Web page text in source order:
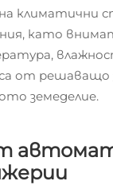
на
като
от решаващо
земеделие.